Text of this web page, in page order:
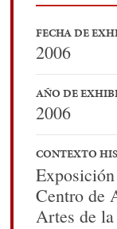
FECHA DE
2006
AÑO DE
2006
CONTEXTO
Centro de
Artes de